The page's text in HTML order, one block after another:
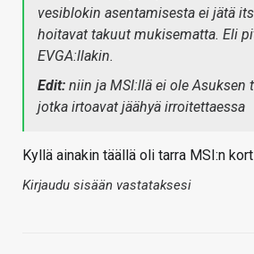
vesiblokin asentamisesta ei jätä
hoitavat takuut mukisematta. Eli
EVGA:llakin.
Edit: niin ja MSI:llä ei ole Asuksen
jotka irtoavat jäähyä irroitettaessa
Kyllä ainakin täällä oli tarra MSI:n
Kirjaudu sisään vastataksesi